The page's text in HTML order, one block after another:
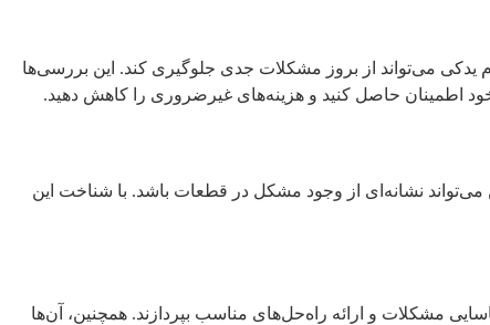
یدکی می‌تواند از بروز مشکلات جدی جلوگیری کند. این بررسی‌ها
اطمینان حاصل کنید و هزینه‌های غیرضروری را کاهش دهید.
می‌تواند نشانه‌ای از وجود مشکل در قطعات باشد. با شناخت این
مشکلات و ارائه راه‌حل‌های مناسب بپردازند. همچنین، آن‌ها